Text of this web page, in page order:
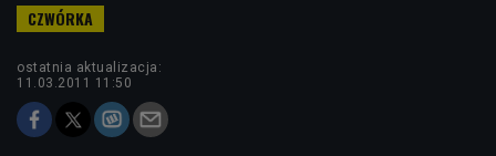
ostatnia aktualizacja:
11.03.2011 11:50